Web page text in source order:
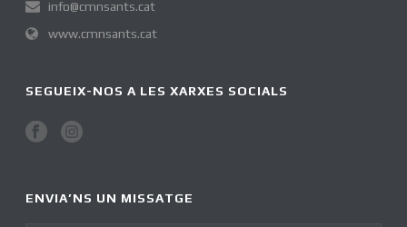
info@cmnsants.cat
www.cmnsants.cat
SEGUEIX-NOS A LES XARXES SOCIALS
ENVIA’NS UN MISSATGE